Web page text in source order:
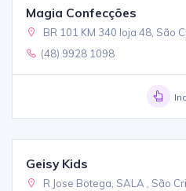
Magia Confecções
BR 101 KM 340 loja 48, São
(48) 9928 1098
Geisy Kids
R Jose Botega, SALA , São